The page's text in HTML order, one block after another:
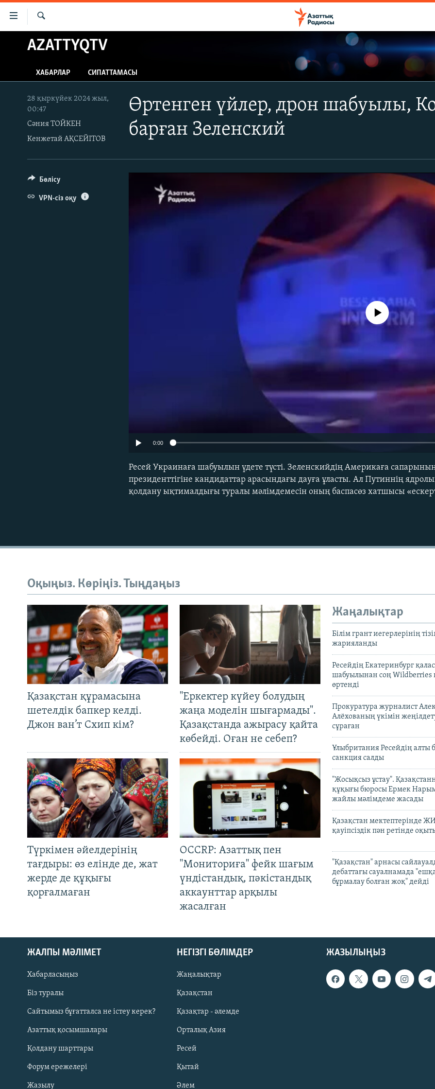
Accessibility
Navigation
ЖАҢАЛЫҚТАР
AZATTYQTV
ҚАҢТАР ОҚИҒАСЫ
АДАМ ҚҰҚЫҚТАРЫ
Русский
ЖАЗЫЛЫҢЫЗ
AZATTYQTV
ХАБАРЛАР СИПАТТАМАСЫ
Өртенген үйлер, дрон шабуылы,
барған Зеленский
28 қыркүйек 2024 жыл,
00:47
Сәния ТОЙКЕН
Кенжетай АҚСЕЙІТОВ
No media source currently
0:00
Ресей Украинаға шабуылын үдете түсті. Зеленскийдің Америкаға
президенттігіне кандидаттар арасындағы дауға ұласты. Ал Путиннің
қолдану ықтималдығы туралы мәлімдемесін оның баспасөз хатшысы
Бөлісу
VPN-сіз оқу
Оқыңыз. Көріңіз. Тыңдаңыз
Қазақстан құрамасына
шетелдік бапкер келді.
Джон ван’т Схип кім?
"Еркектер күйеу болудың
жаңа моделін шығармады".
Қазақстанда ажырасу қайта
көбейді. Оған не себеп?
Түркімен әйелдерінің
тағдыры: өз елінде де, жат
жерде де құқығы
қорғалмаған
OCCRP: Азаттық пен
"Мониториға" фейк шағым
үндістандық, пәкістандық
аккаунттар арқылы
жасалған
Жаңалықтар
Білім грант иегерлерінің
жарияланды
Ресейдің Екатеринбург
шабуылынан соң Wildberries
өртенді
Прокуратура журналист
Алёхованың үкімін
сұраған
Ұлыбритания Ресейдің алты
санкция салды
"Жосықсыз ұстау".
құқығы бюросы Ермек
жайлы мәлімдеме жасады
Қазақстан мектептерінде
қауіпсіздік пән ретінде
"Қазақстан" арнасы
дебаттағы сауалнамада
бұрмалау болған жоқ" дейді
ЖАЗЫЛЫҢЫЗ
ЖАЛПЫ МӘЛІМЕТ
Хабарласыңыз
Біз туралы
Сайтымыз бұғатталса не істеу керек?
Азаттық қосымшалары
Қолдану шарттары
Форум ережелері
Жазылу
НЕГІЗГІ БӨЛІМДЕР
Жаңалықтар
Қазақстан
Қазақтар - әлемде
Орталық Азия
Ресей
Қытай
Әлем